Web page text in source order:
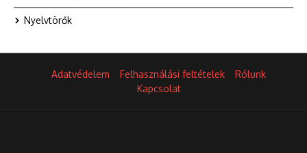
Nyelvtörők
Adatvédelem Felhasználási feltételek
Rólunk
Kapcsolat